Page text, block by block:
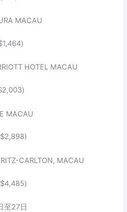
MACAU
HOTEL MACAU
MACAU
CARLTON, MACAU
至27日